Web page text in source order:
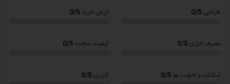
دارای صفحه نمایشگر لمسی
دارای قوری شیشه ای
طراحی 0/5 ارزش خرید 0/5
مصرف انرژی 0/5 کیفیت ساخت 0/5
امکانات و قابلیت ها 0/5 کاربری 0/5